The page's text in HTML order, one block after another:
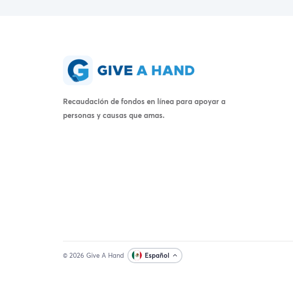
Recaudación de fondos en línea para apoyar a
personas y causas que amas.
© 2026 Give A Hand Español